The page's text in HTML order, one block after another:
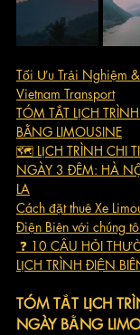
Tối Ưu Trải Nghiệm
Vietnam Transport
TÓM TẮT LỊCH
BẰNG LIMOUSINE
🗺️ LỊCH TRÌNH CHI
NGÀY 3 ĐÊM: HÀ
LA
Cách đặt thuê Xe
Điện Biên với chúng
LỊCH TRÌNH ĐIỆN
TÓM TẮT LỊCH
NGÀY BẰNG